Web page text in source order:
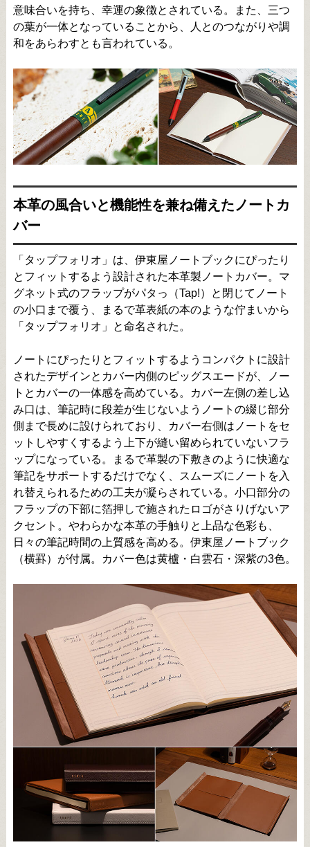
意味合いを持ち、幸運の象徴とされている。また、三つ
の葉が一体となっていることから、人とのつながりや調
和をあらわすとも言われている。
本革の風合いと機能性を兼ね備えたノートカ
バー
「タップフォリオ」は、伊東屋ノートブックにぴったり
とフィットするよう設計された本革製ノートカバー。マ
グネット式のフラップがパタっ（Tap!）と閉じてノート
の小口まで覆う、まるで革表紙の本のような佇まいから
「タップフォリオ」と命名された。
ノートにぴったりとフィットするようコンパクトに設計
されたデザインとカバー内側のピッグスエードが、ノー
トとカバーの一体感を高めている。カバー左側の差し込
み口は、筆記時に段差が生じないようノートの綴じ部分
側まで長めに設けられており、カバー右側はノートをセ
ットしやすくするよう上下が縫い留められていないフラ
ップになっている。まるで革製の下敷きのように快適な
筆記をサポートするだけでなく、スムーズにノートを入
れ替えられるための工夫が凝らされている。小口部分の
フラップの下部に箔押しで施されたロゴがさりげないア
クセント。やわらかな本革の手触りと上品な色彩も、
日々の筆記時間の上質感を高める。伊東屋ノートブック
（横罫）が付属。カバー色は黄櫨・白雲石・深紫の3色。